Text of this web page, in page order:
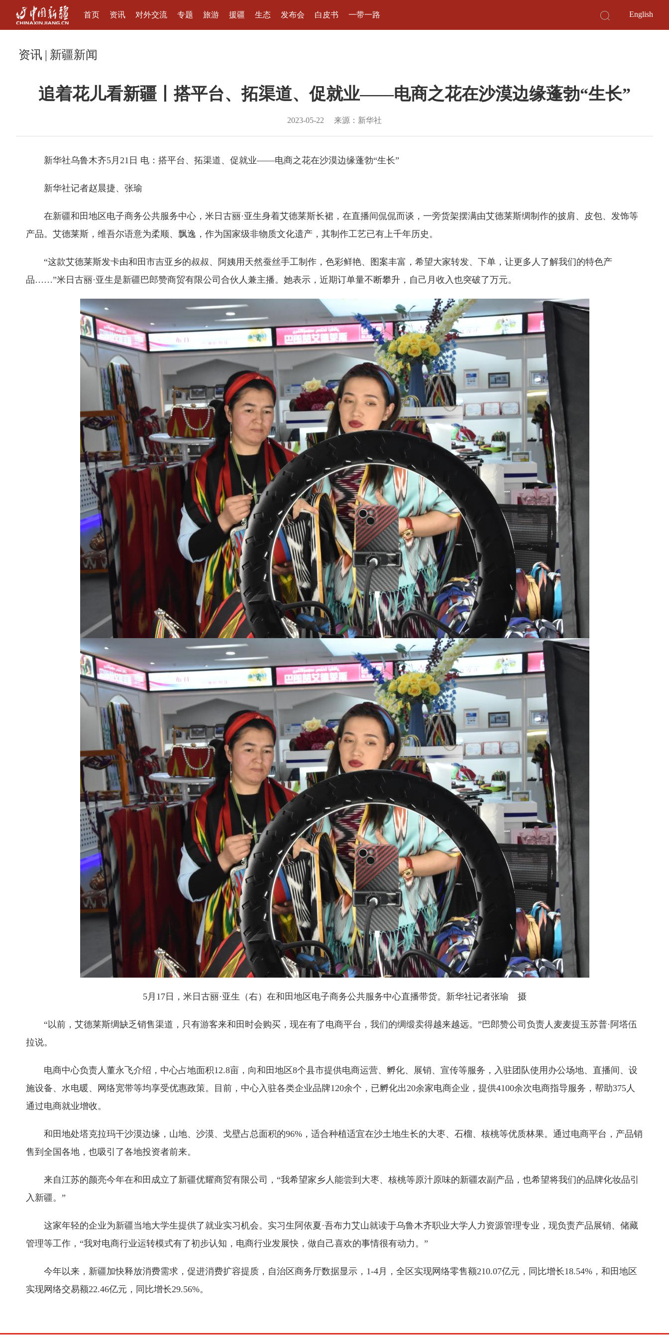
首页 资讯 对外交流 专题 旅游 援疆 生态 发布会 白皮书 一带一路 English
资讯 | 新疆新闻
追着花儿看新疆丨搭平台、拓渠道、促就业——电商之花在沙漠边缘蓬勃“生长”
2023-05-22 来源：新华社
新华社乌鲁木齐5月21日 电：搭平台、拓渠道、促就业——电商之花在沙漠边缘蓬勃“生长”
新华社记者赵晨捷、张瑜
在新疆和田地区电子商务公共服务中心，米日古丽·亚生身着艾德莱斯长裙，在直播间侃侃而谈，一旁货架摆满由艾德莱斯绸制作的披肩、皮包、发饰等
产品。艾德莱斯，维吾尔语意为柔顺、飘逸，作为国家级非物质文化遗产，其制作工艺已有上千年历史。
“这款艾德莱斯发卡由和田市吉亚乡的叔叔、阿姨用天然蚕丝手工制作，色彩鲜艳、图案丰富，希望大家转发、下单，让更多人了解我们的特色产
品……”米日古丽·亚生是新疆巴郎赞商贸有限公司合伙人兼主播。她表示，近期订单量不断攀升，自己月收入也突破了万元。
5月17日，米日古丽·亚生（右）在和田地区电子商务公共服务中心直播带货。新华社记者张瑜 摄
“以前，艾德莱斯绸缺乏销售渠道，只有游客来和田时会购买，现在有了电商平台，我们的绸缎卖得越来越远。”巴郎赞公司负责人麦麦提玉苏普·阿塔伍
拉说。
电商中心负责人董永飞介绍，中心占地面积12.8亩，向和田地区8个县市提供电商运营、孵化、展销、宣传等服务，入驻团队使用办公场地、直播间、设
施设备、水电暖、网络宽带等均享受优惠政策。目前，中心入驻各类企业品牌120余个，已孵化出20余家电商企业，提供4100余次电商指导服务，帮助375人
通过电商就业增收。
和田地处塔克拉玛干沙漠边缘，山地、沙漠、戈壁占总面积的96%，适合种植适宜在沙土地生长的大枣、石榴、核桃等优质林果。通过电商平台，产品销
售到全国各地，也吸引了各地投资者前来。
来自江苏的颜亮今年在和田成立了新疆优耀商贸有限公司，“我希望家乡人能尝到大枣、核桃等原汁原味的新疆农副产品，也希望将我们的品牌化妆品引
入新疆。”
这家年轻的企业为新疆当地大学生提供了就业实习机会。实习生阿依夏·吾布力艾山就读于乌鲁木齐职业大学人力资源管理专业，现负责产品展销、储藏
管理等工作，“我对电商行业运转模式有了初步认知，电商行业发展快，做自己喜欢的事情很有动力。”
今年以来，新疆加快释放消费需求，促进消费扩容提质，自治区商务厅数据显示，1-4月，全区实现网络零售额210.07亿元，同比增长18.54%，和田地区
实现网络交易额22.46亿元，同比增长29.56%。